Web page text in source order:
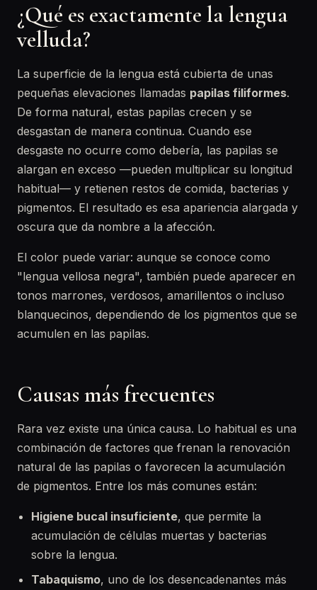
¿Qué es exactamente la lengua
velluda?
La superficie de la lengua está cubierta de unas
pequeñas elevaciones llamadas papilas filiformes.
De forma natural, estas papilas crecen y se
desgastan de manera continua. Cuando ese
desgaste no ocurre como debería, las papilas se
alargan en exceso —pueden multiplicar su longitud
habitual— y retienen restos de comida, bacterias y
pigmentos. El resultado es esa apariencia alargada y
oscura que da nombre a la afección.
El color puede variar: aunque se conoce como
"lengua vellosa negra", también puede aparecer en
tonos marrones, verdosos, amarillentos o incluso
blanquecinos, dependiendo de los pigmentos que se
acumulen en las papilas.
Causas más frecuentes
Rara vez existe una única causa. Lo habitual es una
combinación de factores que frenan la renovación
natural de las papilas o favorecen la acumulación
de pigmentos. Entre los más comunes están:
Higiene bucal insuficiente, que permite la
acumulación de células muertas y bacterias
sobre la lengua.
Tabaquismo, uno de los desencadenantes más